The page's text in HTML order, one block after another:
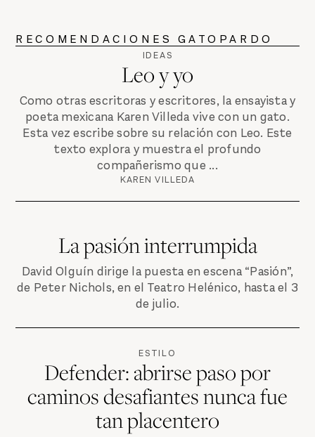
RECOMENDACIONES GATOPARDO
IDEAS
Leo y yo
Como otras escritoras y escritores, la ensayista y
poeta mexicana Karen Villeda vive con un gato.
Esta vez escribe sobre su relación con Leo. Este
texto explora y muestra el profundo
compañerismo que ...
KAREN VILLEDA
La pasión interrumpida
David Olguín dirige la puesta en escena “Pasión”,
de Peter Nichols, en el Teatro Helénico, hasta el 3
de julio.
ESTILO
Defender: abrirse paso por
caminos desafiantes nunca fue
tan placentero